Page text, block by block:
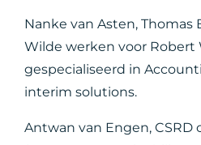
Nanke van Asten, Thomas
Wilde werken voor Robert
gespecialiseerd in
interim solutions.
Antwan van Engen, CSRD